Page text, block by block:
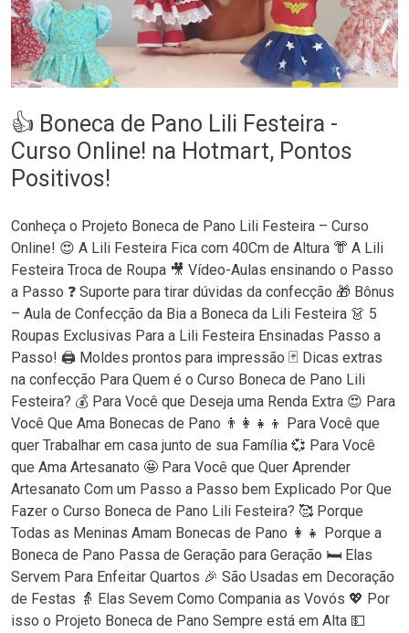
👍 Boneca de Pano Lili Festeira -
Curso Online! na Hotmart, Pontos
Positivos!
Conheça o Projeto Boneca de Pano Lili Festeira – Curso
Online! 😍 A Lili Festeira Fica com 40Cm de Altura 👘 A Lili
Festeira Troca de Roupa 🎥 Vídeo-Aulas ensinando o Passo
a Passo ❓ Suporte para tirar dúvidas da confecção 🎁 Bônus
– Aula de Confecção da Bia a Boneca da Lili Festeira 👗 5
Roupas Exclusivas Para a Lili Festeira Ensinadas Passo a
Passo! 🖨 Moldes prontos para impressão 🃏 Dicas extras
na confecção Para Quem é o Curso Boneca de Pano Lili
Festeira? 💰 Para Você que Deseja uma Renda Extra 😍 Para
Você Que Ama Bonecas de Pano 👨‍👩‍👧‍👦 Para Você que
quer Trabalhar em casa junto de sua Família 💞 Para Você
que Ama Artesanato 🤩 Para Você que Quer Aprender
Artesanato Com um Passo a Passo bem Explicado Por Que
Fazer o Curso Boneca de Pano Lili Festeira? 🥰 Porque
Todas as Meninas Amam Bonecas de Pano 👩‍👧 Porque a
Boneca de Pano Passa de Geração para Geração 🛏 Elas
Servem Para Enfeitar Quartos 🎉 São Usadas em Decoração
de Festas 👵 Elas Sevem Como Compania as Vovós 💖 Por
isso o Projeto Boneca de Pano Sempre está em Alta 💵